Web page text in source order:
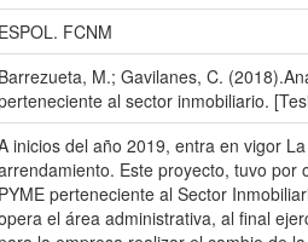
ESPOL. FCNM
Barrezueta, M.; Gavilanes, C.
al sector inmobiliario.
inicios del año 2019, entra en vigor
Este proyecto, tuvo por
PYME perteneciente al Sector
el área administrativa, al final